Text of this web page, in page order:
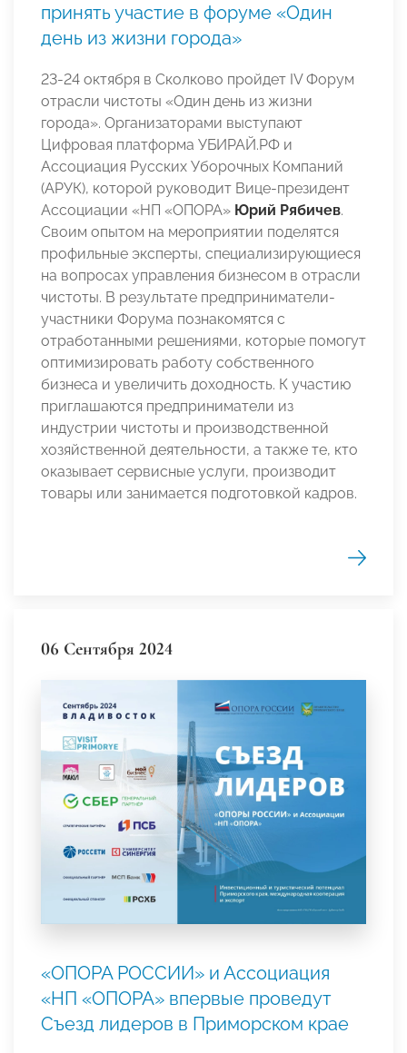
принять участие в форуме «Один
день из жизни города»
23-24 октября в Сколково пройдет IV Форум
отрасли чистоты «Один день из жизни
города». Организаторами выступают
Цифровая платформа УБИРАЙ.РФ и
Ассоциация Русских Уборочных Компаний
(АРУК), которой руководит Вице-президент
Ассоциации «НП «ОПОРА» Юрий Рябичев.
Своим опытом на мероприятии поделятся
профильные эксперты, специализирующиеся
на вопросах управления бизнесом в отрасли
чистоты. В результате предприниматели-
участники Форума познакомятся с
отработанными решениями, которые помогут
оптимизировать работу собственного
бизнеса и увеличить доходность. К участию
приглашаются предприниматели из
индустрии чистоты и производственной
хозяйственной деятельности, а также те, кто
оказывает сервисные услуги, производит
товары или занимается подготовкой кадров.
06 Сентября 2024
«ОПОРА РОССИИ» и Ассоциация
«НП «ОПОРА» впервые проведут
Съезд лидеров в Приморском крае